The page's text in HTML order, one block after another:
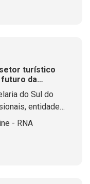
setor turístico
da
do Sul do
entidades
CentroSul, em
- RNA